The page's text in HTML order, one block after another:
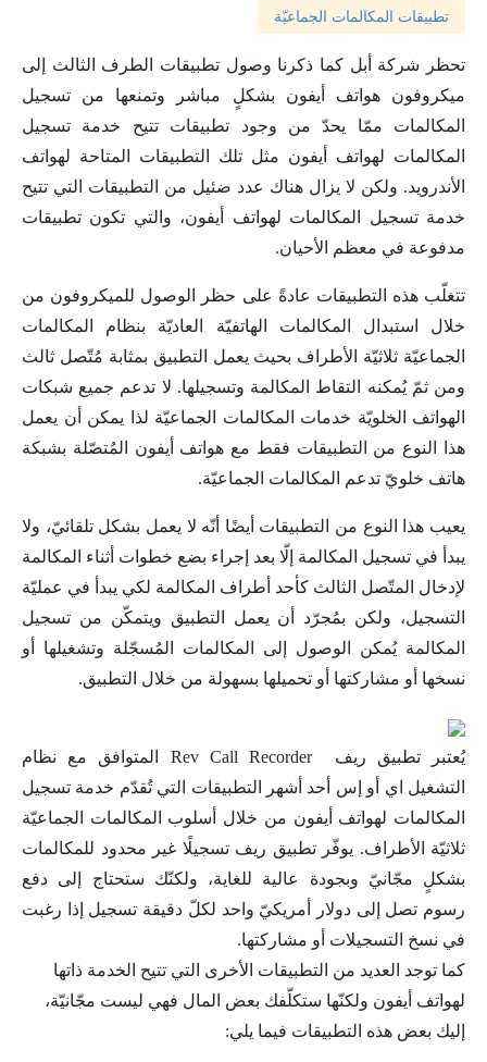
تطبيقات المكالمات الجماعيّة
تحظر شركة أبل كما ذكرنا وصول تطبيقات الطرف الثالث إلى
ميكروفون هواتف أيفون بشكلٍ مباشر وتمنعها من تسجيل
المكالمات ممّا يحدّ من وجود تطبيقات تتيح خدمة تسجيل
المكالمات لهواتف أيفون مثل تلك التطبيقات المتاحة لهواتف
الأندرويد. ولكن لا يزال هناك عدد ضئيل من التطبيقات التي تتيح
خدمة تسجيل المكالمات لهواتف أيفون، والتي تكون تطبيقات
مدفوعة في معظم الأحيان.
تتغلّب هذه التطبيقات عادةً على حظر الوصول للميكروفون من
خلال استبدال المكالمات الهاتفيّة العاديّة بنظام المكالمات
الجماعيّة ثلاثيّة الأطراف بحيث يعمل التطبيق بمثابة مُتّصل ثالث
ومن ثمّ يُمكنه التقاط المكالمة وتسجيلها. لا تدعم جميع شبكات
الهواتف الخلويّة خدمات المكالمات الجماعيّة لذا يمكن أن يعمل
هذا النوع من التطبيقات فقط مع هواتف أيفون المُتصّلة بشبكة
هاتف خلويّ تدعم المكالمات الجماعيّة.
يعيب هذا النوع من التطبيقات أيضًا أنّه لا يعمل بشكل تلقائيّ، ولا
يبدأ في تسجيل المكالمة إلّا بعد إجراء بضع خطوات أثناء المكالمة
لإدخال المتّصل الثالث كأحد أطراف المكالمة لكي يبدأ في عمليّة
التسجيل، ولكن بمُجرّد أن يعمل التطبيق ويتمكّن من تسجيل
المكالمة يُمكن الوصول إلى المكالمات المُسجّلة وتشغيلها أو
نسخها أو مشاركتها أو تحميلها بسهولة من خلال التطبيق.
يُعتبر تطبيق ريف Rev Call Recorder المتوافق مع نظام
التشغيل اي أو إس أحد أشهر التطبيقات التي تُقدّم خدمة تسجيل
المكالمات لهواتف أيفون من خلال أسلوب المكالمات الجماعيّة
ثلاثيّة الأطراف. يوفّر تطبيق ريف تسجيلًا غير محدود للمكالمات
بشكلٍ مجّانيّ وبجودة عالية للغاية، ولكنّك ستحتاج إلى دفع
رسوم تصل إلى دولار أمريكيّ واحد لكلّ دقيقة تسجيل إذا رغبت
في نسخ التسجيلات أو مشاركتها.
كما توجد العديد من التطبيقات الأخرى التي تتيح الخدمة ذاتها
لهواتف أيفون ولكنّها ستكلّفك بعض المال فهي ليست مجّانيّة،
إليك بعض هذه التطبيقات فيما يلي: